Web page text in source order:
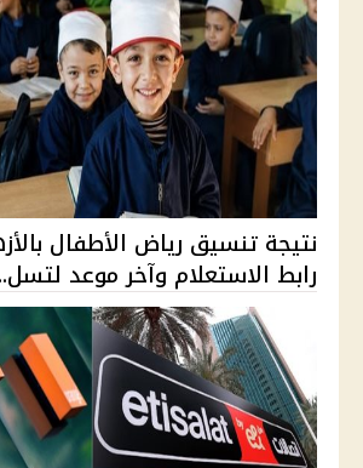
نتيجة تنسيق رياض الأطفال
رابط الاستعلام وآخر موعد